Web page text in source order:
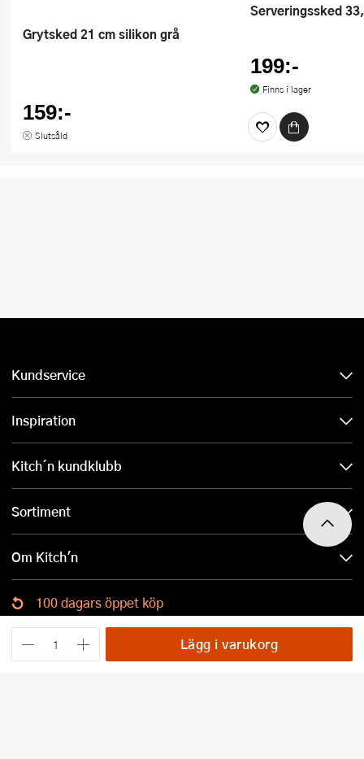
Lägg i varukorg
Grytsked 21 cm silikon grå
159:-
Slutsåld
Serveringssked
199:-
Finns i lager
Kundservice
Inspiration
Kitch´n kundklubb
Sortiment
Om Kitch'n
100 dagars öppet köp
Ladda ned Kitch´n-appen